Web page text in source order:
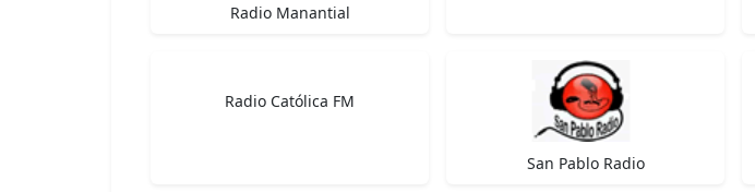
Radio Manantial
Radio Católica FM
San Pablo Radio